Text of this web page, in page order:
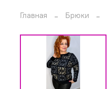
Главная Брюки